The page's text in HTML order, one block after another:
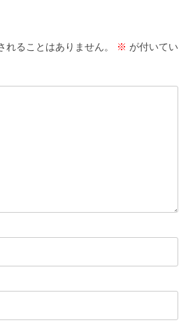
ることはありません。 ※ が付いてい